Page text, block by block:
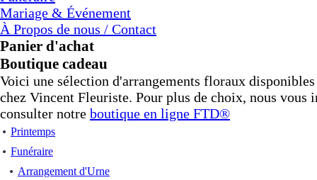
Mariage & Événement
À Propos de nous / Contact
Panier d'achat
Boutique cadeau
Voici une sélection d'arrangements floraux
chez Vincent Fleuriste. Pour plus de choix, nous vous
consulter notre boutique en ligne FTD®
Printemps
Funéraire
Arrangement d'Urne